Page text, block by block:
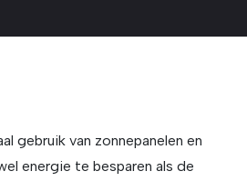
gebruik van zonnepanelen en
energie te besparen als de